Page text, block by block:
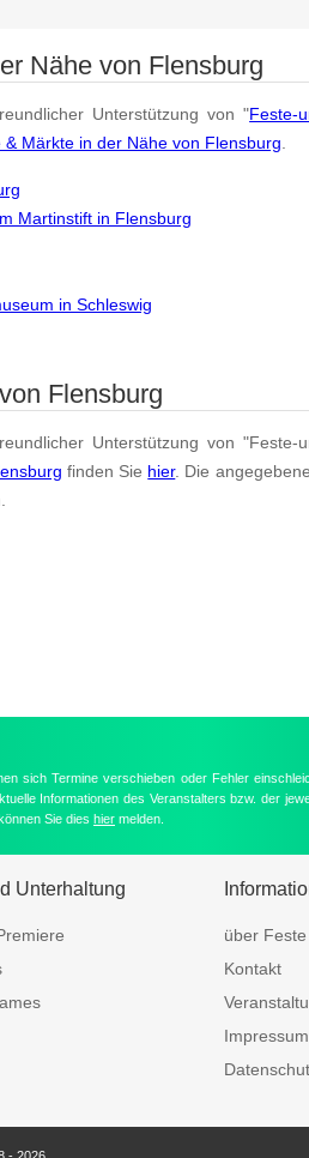
Nähe von Flensburg
Unterstützung von "Feste-
& Märkte in der Nähe von Flensburg
Martinstift in Flensburg
in Schleswig
Flensburg
Unterstützung von "Feste-
finden Sie hier. Die
sich Termine verschieben oder Fehler
Informationen des Veranstalters bzw. der
Sie dies hier melden.
Unterhaltung
über
Kontakt
Impressum